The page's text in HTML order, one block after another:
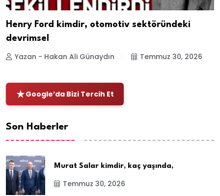
Henry Ford kimdir, otomotiv sektöründeki
devrimsel
Yazan - Hakan Ali Günaydın Temmuz 30, 2026
Google’da Bizi Tercih Et
Son Haberler
Murat Salar kimdir, kaç yaşında,
Temmuz 30, 2026